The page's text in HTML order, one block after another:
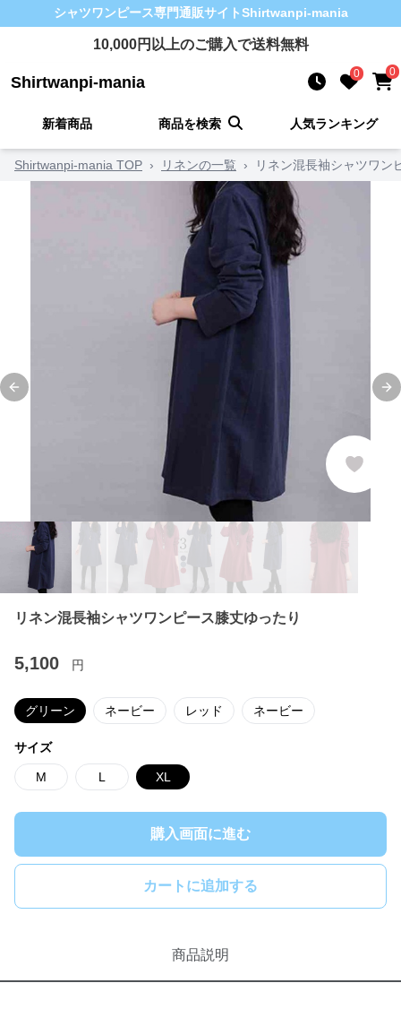
シャツワンピース専門通販サイトShirtwanpi-mania
10,000円以上のご購入で送料無料
Shirtwanpi-mania 0 0
新着商品 商品を検索 人気ランキング
Shirtwanpi-mania TOP › リネンの一覧 › リネン混長袖シャツワン
Previous slide
リネン混長袖シャツワンピース膝丈ゆったり
5,100 円
グリーン ネービー レッド ネービー
サイズ
M L XL
購入画面に進む
カートに追加する
商品説明